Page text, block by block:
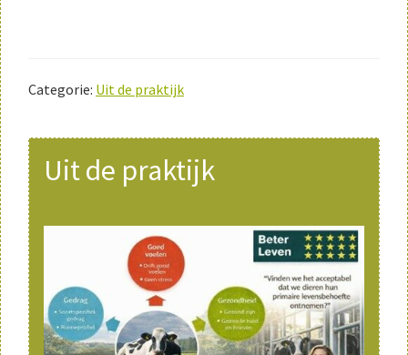
Categorie: Uit de praktijk
Primaire
Uit de praktijk